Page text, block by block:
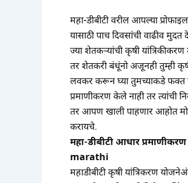
महा-डीबीटी वरील आपल्या
यासाठी पाच दिवसांची वाढीव
ज्या शेतकऱ्यांची कृषी
तर शेतकरी बंधूंनो अजूनही तुम्ही
लवकर करून घ्या तुमच्याकडे फक्त
प्रमाणीकरण केले नाही तर त्यांची
तर आपण खाली पाहणार आहोत
करायचे.
महा-डीबीटी आधार
marathi
महाडीबीटी कृषी यांत्रिकरण